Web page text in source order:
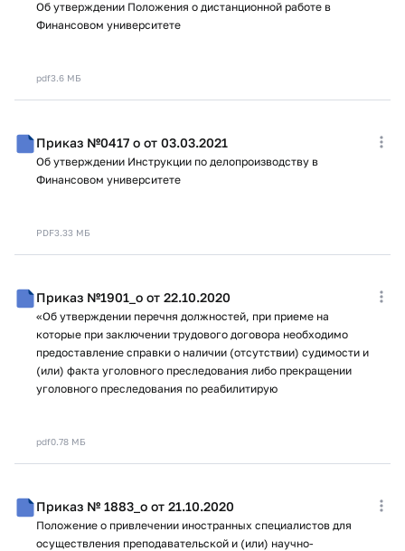
Об утверждении Положения о дистанционной работе в
Финансовом университете
pdf3.6 МБ
Приказ №0417 о от 03.03.2021
Об утверждении Инструкции по делопроизводству в
Финансовом университете
PDF3.33 МБ
Приказ №1901_о от 22.10.2020
«Об утверждении перечня должностей, при приеме на
которые при заключении трудового договора необходимо
предоставление справки о наличии (отсутствии) судимости и
(или) факта уголовного преследования либо прекращении
уголовного преследования по реабилитирую
pdf0.78 МБ
Приказ № 1883_о от 21.10.2020
Положение о привлечении иностранных специалистов для
осуществления преподавательской и (или) научно-